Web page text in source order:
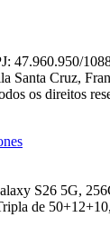
47.960.950/
Santa Cruz,
os direitos
S26 5G,
de